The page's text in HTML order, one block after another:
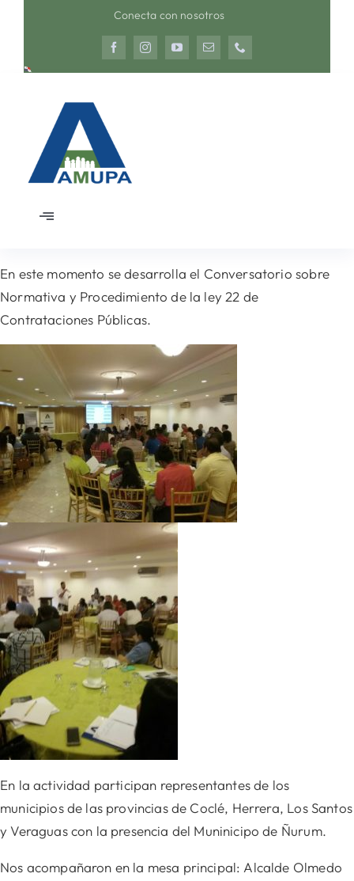
Conecta con nosotros
Toggle
Nosotros
Directorio de Autoridades
Biblioteca
Últimas Noticias
Aplicaciones
En este momento se desarrolla el Conversatorio sobre
Normativa y Procedimiento de la ley 22 de
Contrataciones Públicas.
En la actividad participan representantes de los
municipios de las provincias de Coclé, Herrera, Los Santos
y Veraguas con la presencia del Muninicipo de Ñurum.
Nos acompañaron en la mesa principal: Alcalde Olmedo